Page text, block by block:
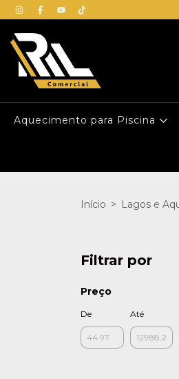
Aquecimento para Piscina
Início > Lagos e
Filtrar por
Preço
De Até